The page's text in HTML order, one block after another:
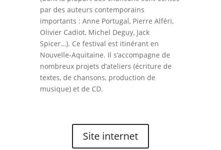
par des auteurs contemporains
importants : Anne Portugal, Pierre Alféri,
Olivier Cadiot, Michel Deguy, Jack
Spicer…). Ce festival est itinérant en
Nouvelle-Aquitaine. Il s’accompagne de
nombreux projets d’ateliers (écriture de
textes, de chansons, production de
musique) et de CD.
Site internet